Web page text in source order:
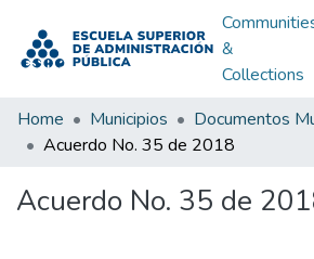
&
Collections
Home Municipios
Documentos
Acuerdo No. 35 de 2018
Acuerdo No. 35 de